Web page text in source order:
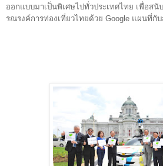
ออกแบบมาเป็นพิเศษไปทั่วประเทศไทย เพื่อส